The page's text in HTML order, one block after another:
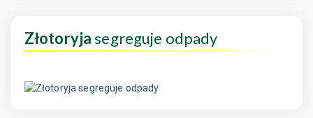
Złotoryjasegreguje odpady